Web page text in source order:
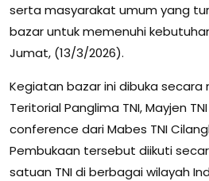
serta masyarakat umum yang
bazar untuk memenuhi
Jumat, (13/3/2026).
Kegiatan bazar ini dibuka secara
Teritorial Panglima TNI, Mayjen
conference dari Mabes TNI
Pembukaan tersebut diikuti
satuan TNI di berbagai wilayah